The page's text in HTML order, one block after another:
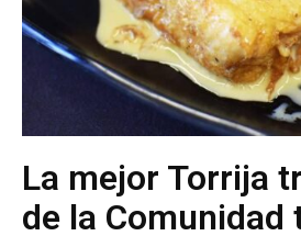
La mejor Torrija
de la Comunidad